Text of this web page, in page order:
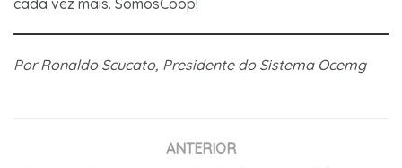
Por Ronaldo Scucato, Presidente do Sistema Ocemg
ANTERIOR